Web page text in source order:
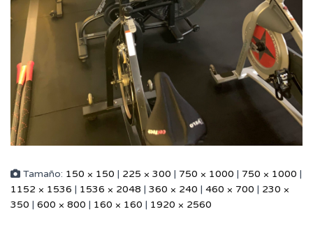
Tamaño: 150 × 150 | 225 × 300 | 750 × 1000 | 750 × 1000 |
1152 × 1536 | 1536 × 2048 | 360 × 240 | 460 × 700 | 230 ×
350 | 600 × 800 | 160 × 160 | 1920 × 2560